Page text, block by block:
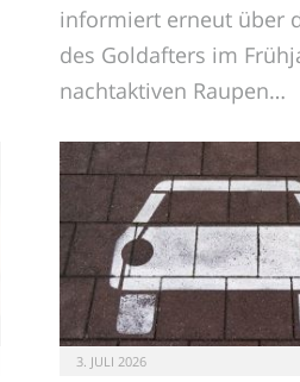
informiert erneut über
des Goldafters im
nachtaktiven Raupen…
3. JULI 2026